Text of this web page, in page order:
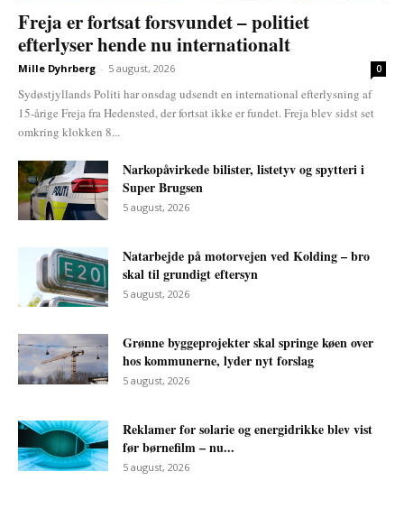
Freja er fortsat forsvundet – politiet
efterlyser hende nu internationalt
Mille Dyhrberg - 5 august, 2026 0
Sydøstjyllands Politi har onsdag udsendt en international efterlysning af
15-årige Freja fra Hedensted, der fortsat ikke er fundet. Freja blev sidst set
omkring klokken 8...
Narkopåvirkede bilister, listetyv og spytteri i
Super Brugsen
5 august, 2026
Natarbejde på motorvejen ved Kolding – bro
skal til grundigt eftersyn
5 august, 2026
Grønne byggeprojekter skal springe køen over
hos kommunerne, lyder nyt forslag
5 august, 2026
Reklamer for solarie og energidrikke blev vist
før børnefilm – nu...
5 august, 2026